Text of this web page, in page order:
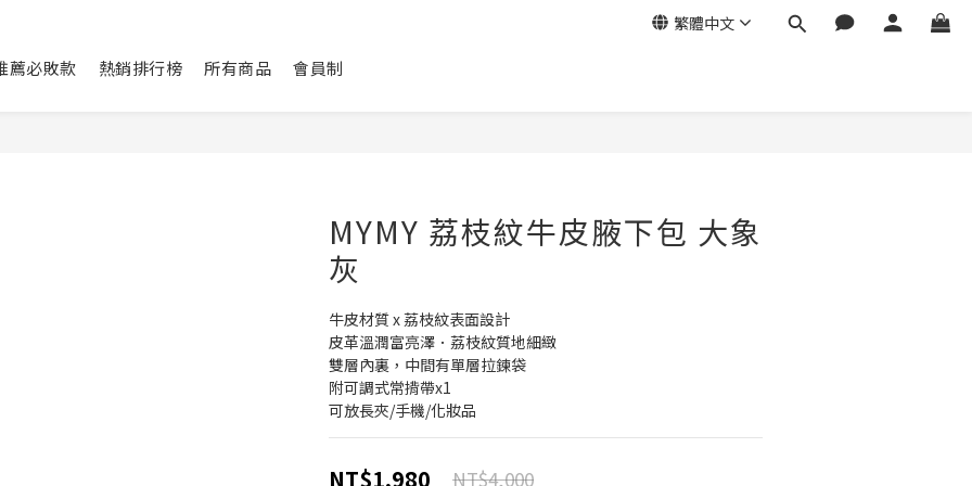
繁體中文
薦必敗款 熱銷排行榜 所有商品 會員制
MYMY 荔枝紋牛皮腋下包 大象
灰
牛皮材質 x 荔枝紋表面設計
皮革溫潤富亮澤．荔枝紋質地細緻
雙層內裏，中間有單層拉鍊袋
附可調式常揹帶x1
可放長夾/手機/化妝品
NT$1,980 NT$4,000